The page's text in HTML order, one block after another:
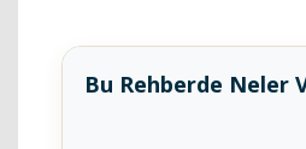
Bu Rehberde Neler